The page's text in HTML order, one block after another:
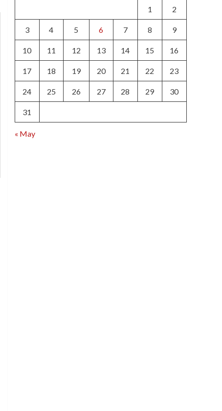
1 2
3 4 5 6 7 8 9
10 11 12 13 14 15 16
17 18 19 20 21 22 23
24 25 26 27 28 29 30
31
« May